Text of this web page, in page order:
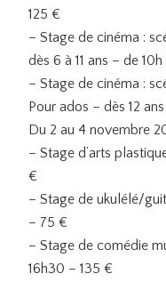
125 €
– Stage de cinéma :
dès 6 à 11 ans – de
– Stage de cinéma :
Pour ados – dès 12
Du 2 au 4 novembre
– Stage d’arts
€
– Stage de ukulélé/
– 75 €
– Stage de comédie
16h30 – 135 €